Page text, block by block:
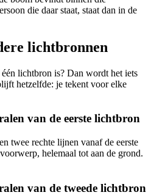
die daar staat, staat dan in de
lichtbronnen
lichtbron is? Dan wordt het iets
hetzelfde: je tekent voor elke
van de eerste lichtbron
twee rechte lijnen vanaf de eerste
helemaal tot aan de grond.
van de tweede lichtbron